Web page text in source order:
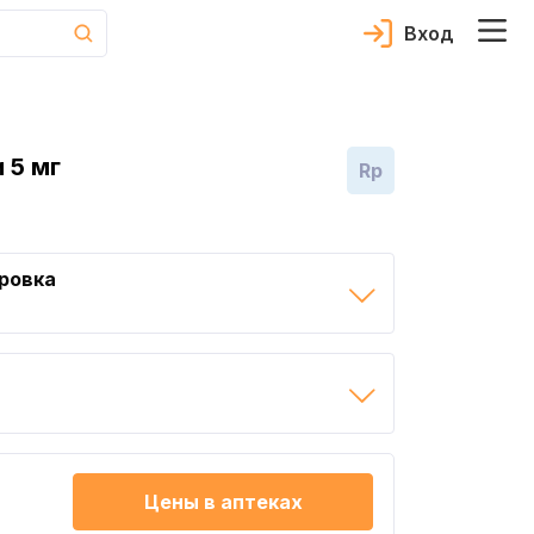
Вход
5 мг Rp
Цены в аптеках